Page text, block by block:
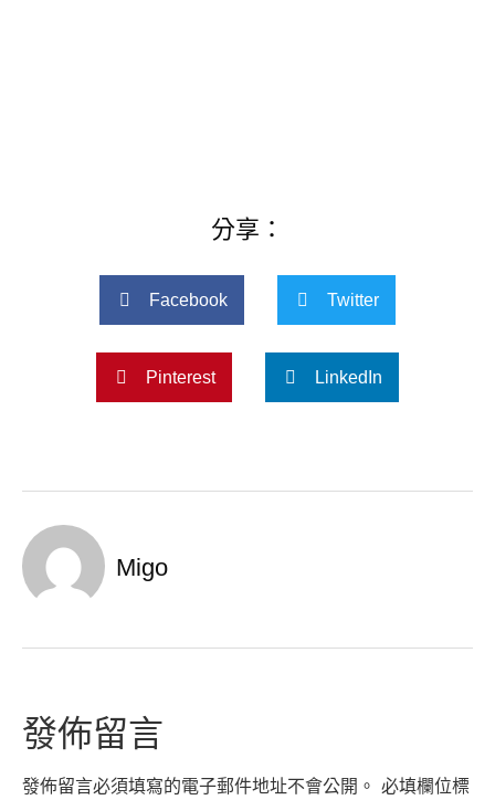
分享：
Facebook Twitter
Pinterest LinkedIn
Migo
發佈留言
發佈留言必須填寫的電子郵件地址不會公開。 必填欄位標